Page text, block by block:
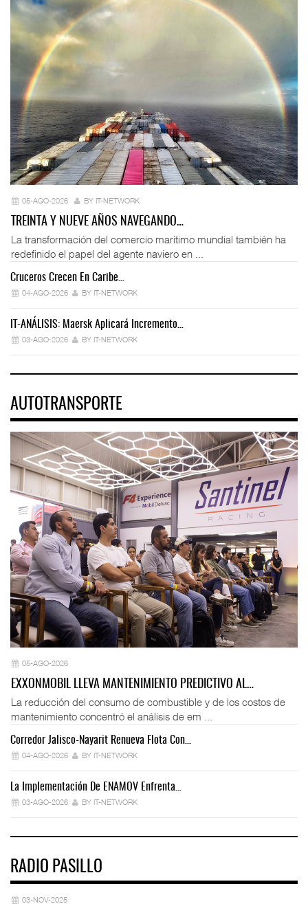
05-AGO-2026 BY IT-NETWORK
TREINTA Y NUEVE AÑOS NAVEGANDO…
La transformación del comercio marítimo mundial también ha
redefinido el papel del agente naviero en ...
Cruceros Crecen En Caribe…
04-AGO-2026 BY IT-NETWORK
IT-ANÁLISIS: Maersk Aplicará Incremento…
03-AGO-2026 BY IT-NETWORK
AUTOTRANSPORTE
05-AGO-2026
EXXONMOBIL LLEVA MANTENIMIENTO PREDICTIVO AL…
La reducción del consumo de combustible y de los costos de
mantenimiento concentró el análisis de em ...
Corredor Jalisco-Nayarit Renueva Flota Con…
04-AGO-2026 BY IT-NETWORK
La Implementación De ENAMOV Enfrenta…
03-AGO-2026 BY IT-NETWORK
RADIO PASILLO
03-NOV-2025